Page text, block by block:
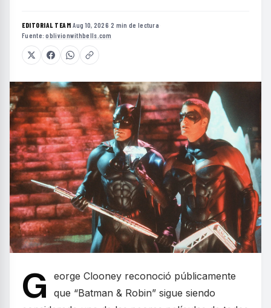
EDITORIAL TEAM·Aug 10, 2026·2 min de lectura·
Fuente:oblivionwithbells.com
G
eorge Clooney reconoció públicamente
que “Batman & Robin” sigue siendo